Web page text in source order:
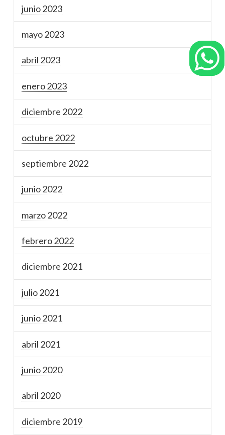
junio 2023
mayo 2023
abril 2023
enero 2023
diciembre 2022
octubre 2022
septiembre 2022
junio 2022
marzo 2022
febrero 2022
diciembre 2021
julio 2021
junio 2021
abril 2021
junio 2020
abril 2020
diciembre 2019